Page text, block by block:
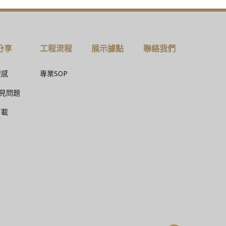
享
問題
工程流程
專業SOP
展示據點 聯絡我們